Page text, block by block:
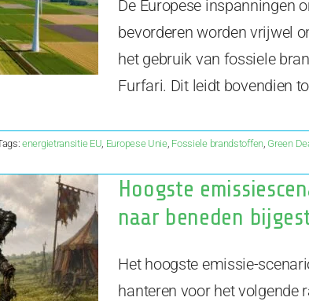
De Europese inspanningen
bevorderen worden vrijwel
het gebruik van fossiele
Furfari. Dit leidt bovendien
energietransitie EU, Europese Unie, Fossiele brandstoffen, Green
Hoogste
naar beneden
Het hoogste emissie-
hanteren voor het volgende